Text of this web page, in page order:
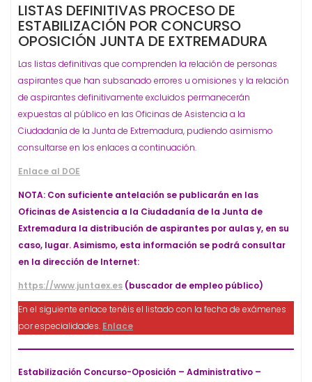
LISTAS DEFINITIVAS PROCESO DE
ESTABILIZACIÓN POR CONCURSO
OPOSICIÓN JUNTA DE EXTREMADURA
Las listas definitivas que comprenden la relación de personas
aspirantes que han subsanado errores u omisiones y la relación
de aspirantes definitivamente excluidos permanecerán
expuestas al público en las Oficinas de Asistencia a la
Ciudadanía de la Junta de Extremadura, pudiendo asimismo
consultarse en los enlaces a continuación.
Enlace al DOE
NOTA: Con suficiente antelación se publicarán en las
Oficinas de Asistencia a la Ciudadanía de la Junta de
Extremadura la distribución de aspirantes por aulas y, en su
caso, lugar. Asimismo, esta información se podrá consultar
en la dirección de Internet:
https://www.juntaex.es (buscador de empleo público)
En el siguiente enlace tenéis el listado con la fecha de exámenes
por especialidades. Enlace
Estabilización Concurso-Oposición – Administrativo –